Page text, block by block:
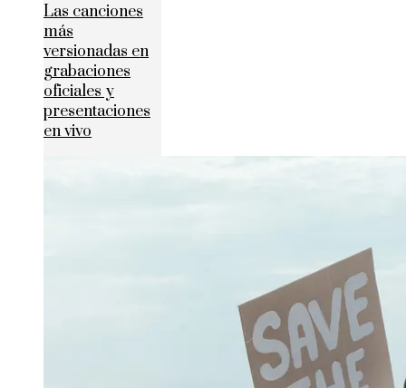
Las canciones
más
versionadas en
grabaciones
oficiales y
presentaciones
en vivo